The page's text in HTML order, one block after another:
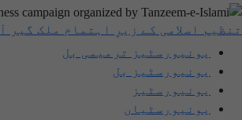
اسلامی کے زیرِ اہتمام ملک گیر
یونیورسٹیز ترمیمی بل
یونیورسٹیز بل
یونیورسٹیز
یونیورسٹیاں